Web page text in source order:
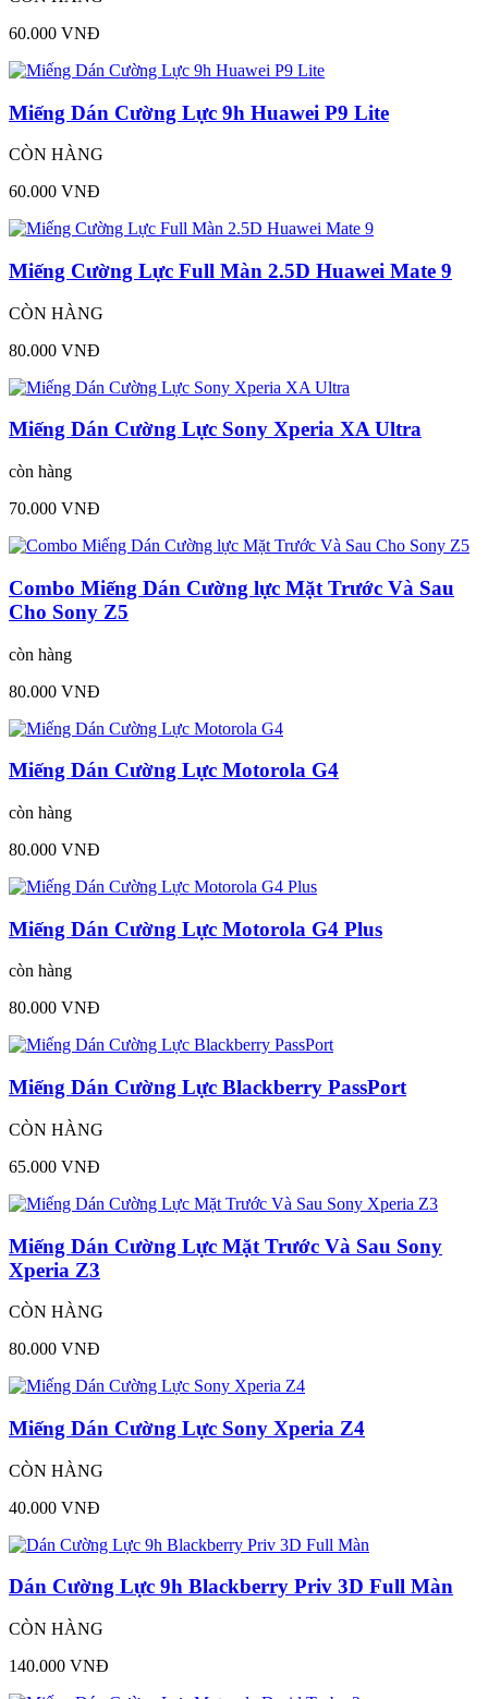
60.000 VNĐ
Miếng Dán Cường Lực 9h Huawei P9 Lite
CÒN HÀNG
60.000 VNĐ
Miếng Cường Lực Full Màn 2.5D Huawei Mate 9
CÒN HÀNG
80.000 VNĐ
Miếng Dán Cường Lực Sony Xperia XA Ultra
còn hàng
70.000 VNĐ
Combo Miếng Dán Cường lực Mặt Trước Và Sau
Cho Sony Z5
còn hàng
80.000 VNĐ
Miếng Dán Cường Lực Motorola G4
còn hàng
80.000 VNĐ
Miếng Dán Cường Lực Motorola G4 Plus
còn hàng
80.000 VNĐ
Miếng Dán Cường Lực Blackberry PassPort
CÒN HÀNG
65.000 VNĐ
Miếng Dán Cường Lực Mặt Trước Và Sau Sony
Xperia Z3
CÒN HÀNG
80.000 VNĐ
Miếng Dán Cường Lực Sony Xperia Z4
CÒN HÀNG
40.000 VNĐ
Dán Cường Lực 9h Blackberry Priv 3D Full Màn
CÒN HÀNG
140.000 VNĐ